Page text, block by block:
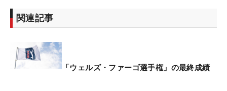
関連記事
「ウェルズ・ファーゴ選手権」の最終成績